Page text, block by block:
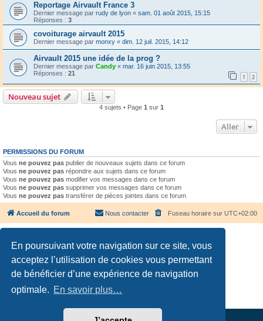
En poursuivant votre navigation sur ce site, vous
acceptez l’utilisation de cookies vous permettant
de bénéficier d’une expérience de navigation
optimale. En savoir plus…
Reportage Airvault France 3
Dernier message par rudy de lyon « sam. 01 août 2015, 15:15
Réponses : 3
covoiturage airvault 2015
Dernier message par monxy « dim. 12 juil. 2015, 14:12
Airvault 2015 une idée de la prog ?
Dernier message par Candy « mar. 16 juin 2015, 13:55
Réponses : 21 1 2
Nouveau sujet
4 sujets • Page 1 sur 1
Aller
PERMISSIONS DU FORUM
Vous ne pouvez pas publier de nouveaux sujets dans ce forum
Vous ne pouvez pas répondre aux sujets dans ce forum
Vous ne pouvez pas modifier vos messages dans ce forum
Vous ne pouvez pas supprimer vos messages dans ce forum
Vous ne pouvez pas transférer de pièces jointes dans ce forum
Accueil du forum Fuseau horaire sur UTC+02:00
Nous contacter
Développé parphpBB® Forum Software © phpBB Limited
Traduction française officielle